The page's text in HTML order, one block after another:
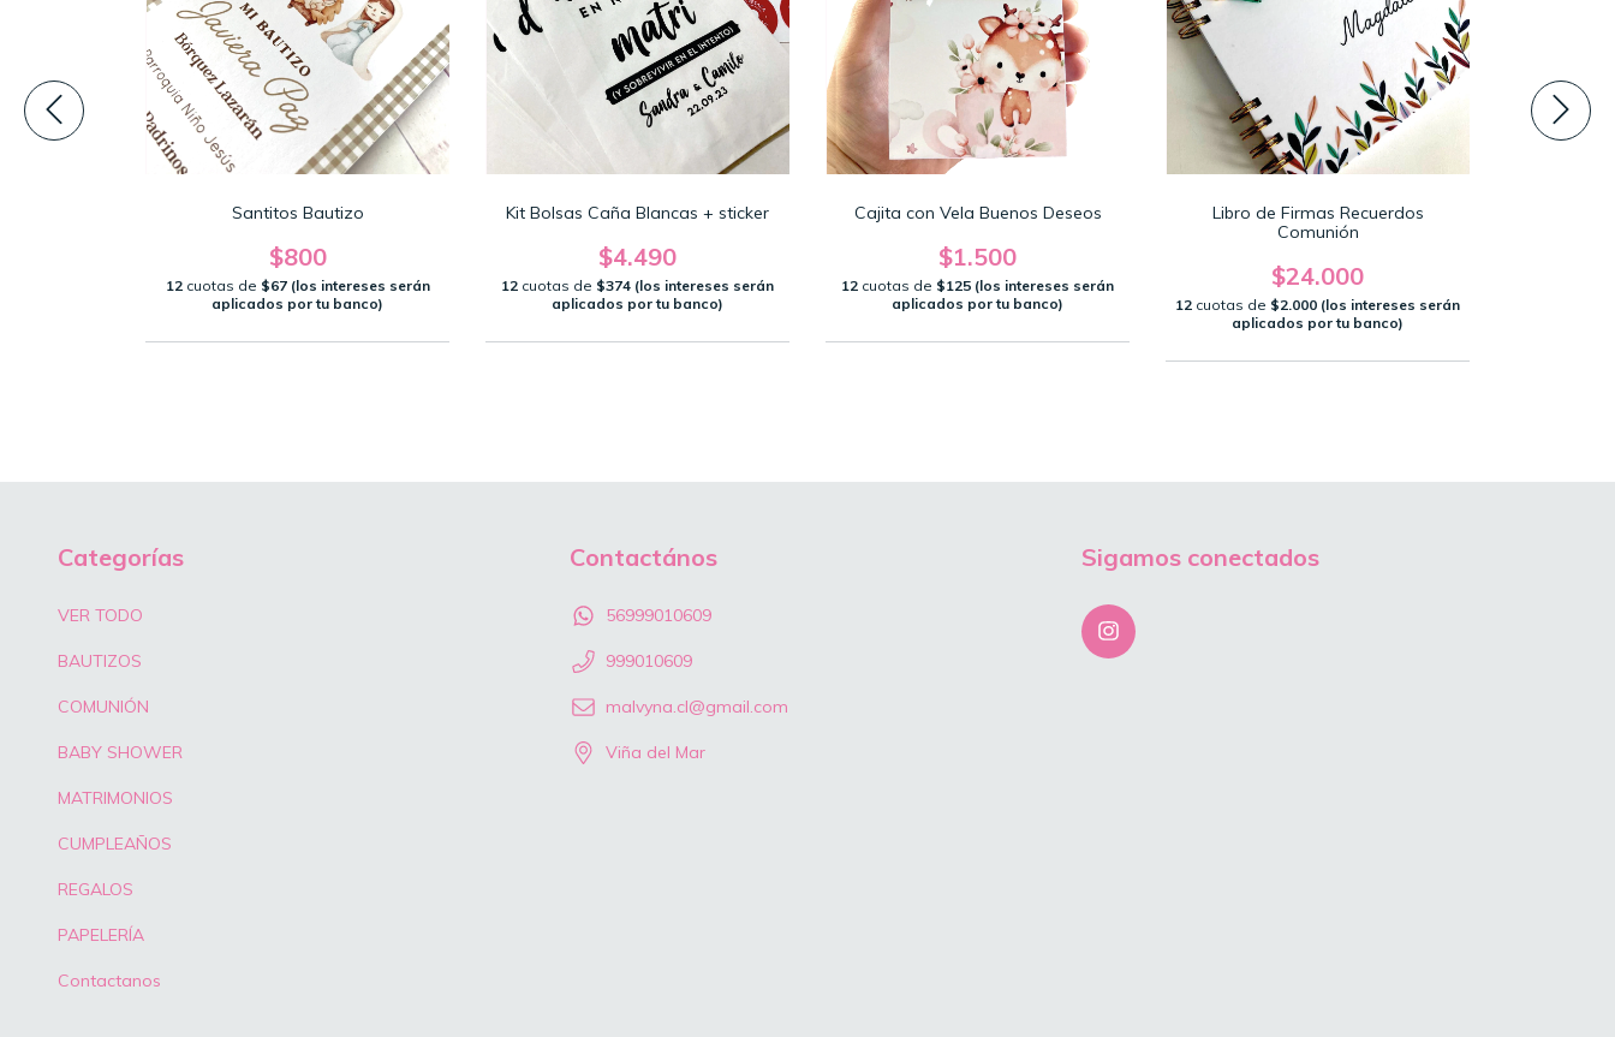
Santitos Bautizo
$800
12 cuotas de $67 (los intereses serán
aplicados por tu banco)
Kit Bolsas Caña Blancas + sticker
$4.490
12 cuotas de $374 (los intereses serán
aplicados por tu banco)
Cajita con Vela Buenos Deseos
$1.500
12 cuotas de $125 (los intereses serán
aplicados por tu banco)
Libro de Firmas Recuerdos
Comunión
$24.000
12 cuotas de $2.000 (los intereses serán
aplicados por tu banco)
Categorías
VER TODO
BAUTIZOS
COMUNIÓN
BABY SHOWER
MATRIMONIOS
CUMPLEAÑOS
REGALOS
PAPELERÍA
Contactanos
Contactános
56999010609
999010609
malvyna.cl@gmail.com
Viña del Mar
Sigamos conectados